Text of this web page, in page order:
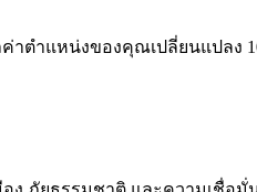
ค่าตำแหน่งของคุณเปลี่ยนแปลง